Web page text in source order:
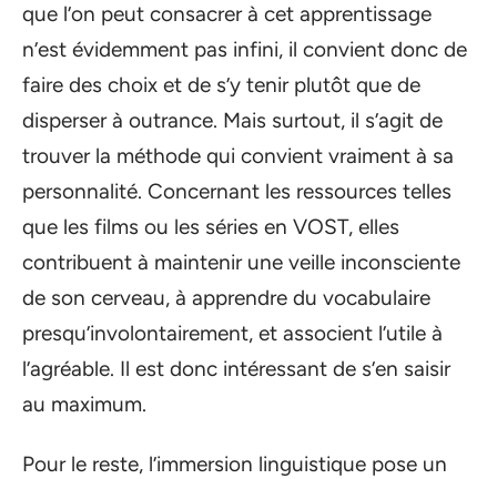
que l’on peut consacrer à cet apprentissage
n’est évidemment pas infini, il convient donc de
faire des choix et de s’y tenir plutôt que de
disperser à outrance. Mais surtout, il s’agit de
trouver la méthode qui convient vraiment à sa
personnalité. Concernant les ressources telles
que les films ou les séries en VOST, elles
contribuent à maintenir une veille inconsciente
de son cerveau, à apprendre du vocabulaire
presqu’involontairement, et associent l’utile à
l’agréable. Il est donc intéressant de s’en saisir
au maximum.
Pour le reste, l’immersion linguistique pose un